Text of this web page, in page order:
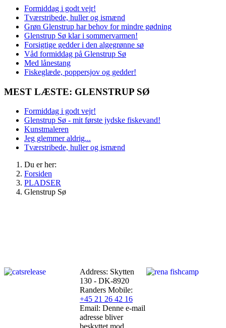
Formiddag i godt vejr!
Tværstribede, huller og ismænd
Grøn Glenstrup har behov for mindre gødning
Glenstrup Sø klar i sommervarmen!
Forsigtige gedder i den algegrønne sø
Våd formiddag på Glenstrup Sø
Med lånestang
Fiskeglæde, poppersjov og gedder!
MEST LÆSTE: GLENSTRUP SØ
Formiddag i godt vejr!
Glenstrup Sø - mit første jydske fiskevand!
Kunstmaleren
Jeg glemmer aldrig...
Tværstribede, huller og ismænd
Du er her:
Forsiden
PLADSER
Glenstrup Sø
Address: Skytten
130 - DK-8920
Randers Mobile:
+45 21 26 42 16
Email: Denne e-mail
adresse bliver